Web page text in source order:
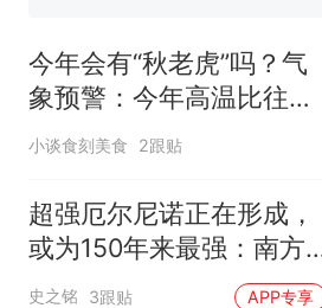
的抢着买
热 十多万人
全部作废，公
今年会有“秋老虎”吗？气
象预警：今年高温比往年
更持久，建议做好防暑准
小谈食刻美食 2跟贴
超强厄尔尼诺正在形成，
或为150年来最强：南方
要小心了！
史之铭 3跟贴 APP专享